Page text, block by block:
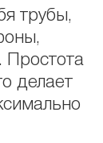
трубы,
Простота
делает